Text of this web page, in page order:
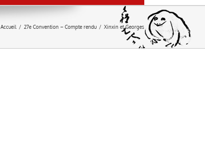
Accueil / 27e Convention – Compte rendu / Xinxin et Georges